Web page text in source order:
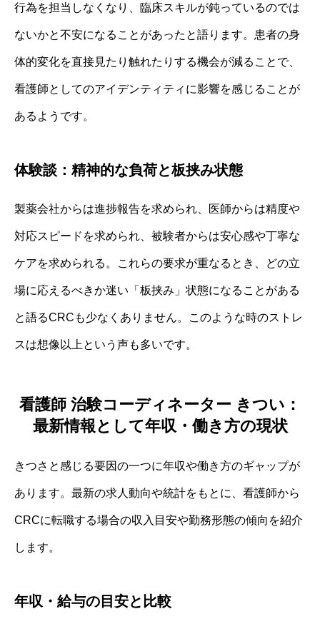
行為を担当しなくなり、臨床スキルが鈍っているのでは
ないかと不安になることがあったと語ります。患者の身
体的変化を直接見たり触れたりする機会が減ることで、
看護師としてのアイデンティティに影響を感じることが
あるようです。
体験談：精神的な負荷と板挟み状態
製薬会社からは進捗報告を求められ、医師からは精度や
対応スピードを求められ、被験者からは安心感や丁寧な
ケアを求められる。これらの要求が重なるとき、どの立
場に応えるべきか迷い「板挟み」状態になることがある
と語るCRCも少なくありません。このような時のストレ
スは想像以上という声も多いです。
看護師 治験コーディネーター きつい：
最新情報として年収・働き方の現状
きつさと感じる要因の一つに年収や働き方のギャップが
あります。最新の求人動向や統計をもとに、看護師から
CRCに転職する場合の収入目安や勤務形態の傾向を紹介
します。
年収・給与の目安と比較